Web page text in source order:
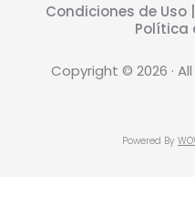
Condiciones de Uso|
Política
Copyright © 2026 · All
Powered By